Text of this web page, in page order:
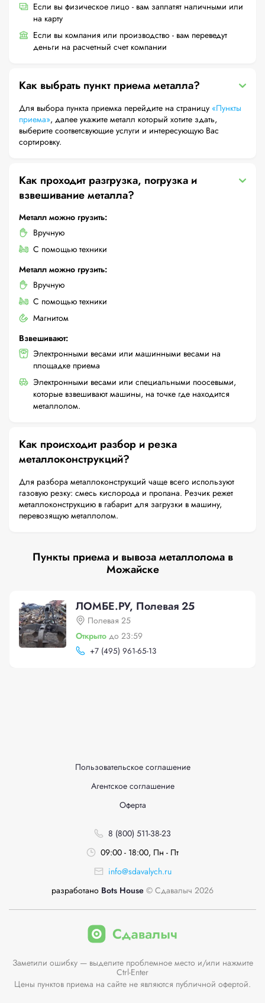
Если вы физическое лицо - вам заплатят наличными или
на карту
Если вы компания или производство - вам переведут
деньги на расчетный счет компании
Как выбрать пункт приема металла?
Для выбора пункта приемка перейдите на страницу «Пункты
приема», далее укажите металл который хотите здать,
выберите соответсвующие услуги и интересующую Вас
сортировку.
Как проходит разгрузка, погрузка и
взвешивание металла?
Металл можно грузить:
Вручную
С помощью техники
Металл можно грузить:
Вручную
С помощью техники
Магнитом
Взвешивают:
Электронными весами или машинными весами на
площадке приема
Электронными весами или специальными поосевыми,
которые взвешивают машины, на точке где находится
металлолом.
Как происходит разбор и резка
металлоконструкций?
Для разбора металлоконструкций чаще всего используют
газовую резку: смесь кислорода и пропана. Резчик режет
металлоконструкцию в габарит для загрузки в машину,
перевозящую металлолом.
Пункты приема и вывоза металлолома в
Можайске
ЛОМБЕ.РУ, Полевая 25
Полевая 25
Открыто до 23:59
+7 (495) 961-65-13
Пользовательское соглашение
Агентское соглашение
Оферта
8 (800) 511-38-23
09:00 - 18:00, Пн - Пт
info@sdavalych.ru
разработано Bots House © Сдавалыч 2026
Заметили ошибку — выделите проблемное место и/или нажмите
Ctrl-Enter
Цены пунктов приема на сайте не являются публичной офертой.